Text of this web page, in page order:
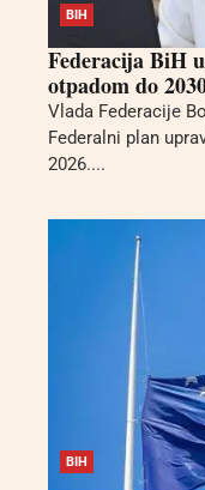
BIH
Federacija BiH
otpadom do
Vlada Federacije
Federalni plan
2026....
BIH